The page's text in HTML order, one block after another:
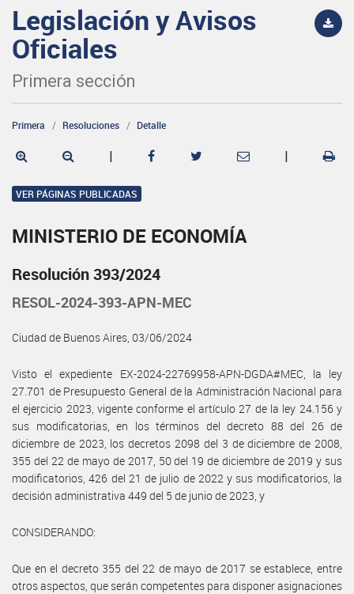
Legislación y Avisos
Oficiales
Primera sección
Primera Resoluciones Detalle
| |
VER PÁGINAS PUBLICADAS
MINISTERIO DE ECONOMÍA
Resolución 393/2024
RESOL-2024-393-APN-MEC
Ciudad de Buenos Aires, 03/06/2024
Visto el expediente EX-2024-22769958-APN-DGDA#MEC, la ley
27.701 de Presupuesto General de la Administración Nacional para
el ejercicio 2023, vigente conforme el artículo 27 de la ley 24.156 y
sus modificatorias, en los términos del decreto 88 del 26 de
diciembre de 2023, los decretos 2098 del 3 de diciembre de 2008,
355 del 22 de mayo de 2017, 50 del 19 de diciembre de 2019 y sus
modificatorios, 426 del 21 de julio de 2022 y sus modificatorios, la
decisión administrativa 449 del 5 de junio de 2023, y
CONSIDERANDO:
Que en el decreto 355 del 22 de mayo de 2017 se establece, entre
otros aspectos, que serán competentes para disponer asignaciones